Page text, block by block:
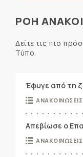
ΡΟΗ
Δείτε τις πιο
Τύπο.
Έφυγε από τη
ΑΝΑΚΟΙΝΩΣΕΙΣ
Απεβίωσε ο
ΑΝΑΚΟΙΝΩΣΕΙΣ